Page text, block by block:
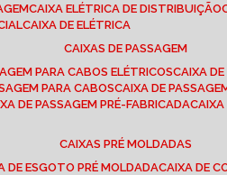
CAIXA ELÉTRICA DE DISTRIBUIÇÃO
CAIXA DE ELÉTRICA
CAIXAS DE PASSAGEM
PARA CABOS ELÉTRICOS CAIXA
PARA CABOS CAIXA DE
DE PASSAGEM PRÉ-FABRICADA
CAIXAS PRÉ MOLDADAS
DE ESGOTO PRÉ MOLDADA CAIXA DE